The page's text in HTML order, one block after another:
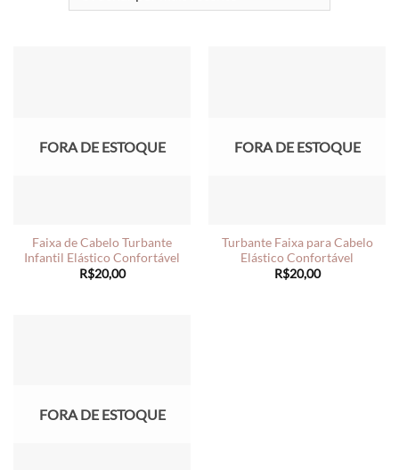
FORA DE ESTOQUE
Faixa de Cabelo Turbante
Infantil Elástico Confortável
R$20,00
FORA DE ESTOQUE
Turbante Faixa para Cabelo
Elástico Confortável
R$20,00
FORA DE ESTOQUE